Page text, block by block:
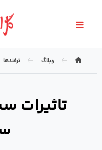
وبلاگ ترفندها
تاثیرات